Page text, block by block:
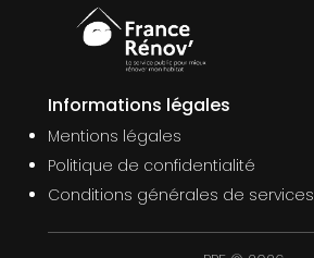
Informations légales
Mentions légales
Politique de confidentialité
Conditions générales de services